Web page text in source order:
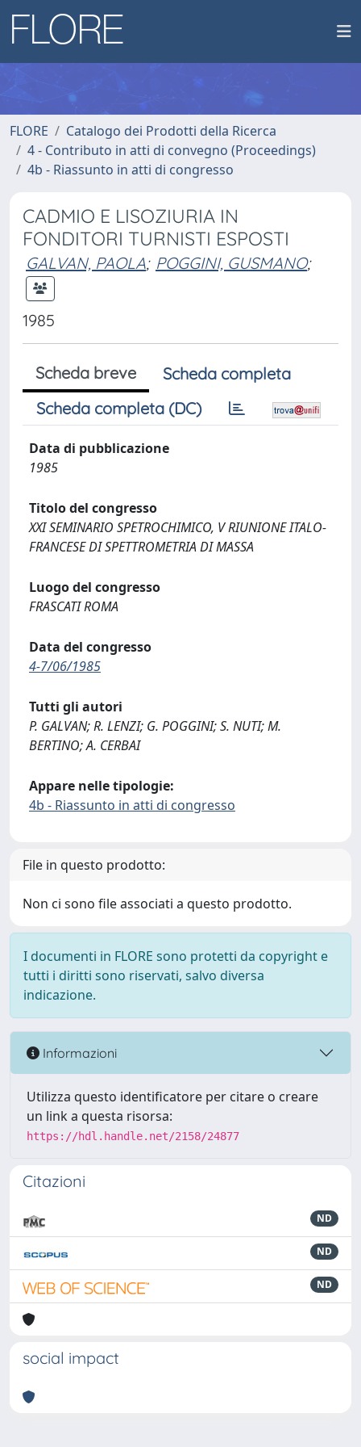
FLORE
Catalogo dei Prodotti della Ricerca
4 - Contributo in atti di convegno (Proceedings)
4b - Riassunto in atti di congresso
CADMIO E LISOZIURIA IN
FONDITORI TURNISTI ESPOSTI
GALVAN, PAOLA; POGGINI, GUSMANO;
1985
Scheda breve
Scheda completa
Scheda completa (DC)
Data di pubblicazione
1985
Titolo del congresso
XXI SEMINARIO SPETROCHIMICO, V RIUNIONE ITALO-
FRANCESE DI SPETTROMETRIA DI MASSA
Luogo del congresso
FRASCATI ROMA
Data del congresso
4-7/06/1985
Tutti gli autori
P. GALVAN; R. LENZI; G. POGGINI; S. NUTI; M.
BERTINO; A. CERBAI
Appare nelle tipologie:
4b - Riassunto in atti di congresso
File in questo prodotto:
Non ci sono file associati a questo prodotto.
I documenti in FLORE sono protetti da copyright e
tutti i diritti sono riservati, salvo diversa
indicazione.
Informazioni
Utilizza questo identificatore per citare o creare
un link a questa risorsa:
https://hdl.handle.net/2158/24877
Citazioni
ND
ND
ND
social impact